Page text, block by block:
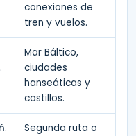
conexiones de
tren y vuelos.
Mar Báltico,
ciudades
hanseáticas y
castillos.
Segunda ruta o